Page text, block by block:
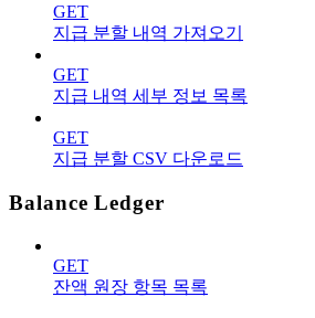
GET
지급 분할 내역 가져오기
GET
지급 내역 세부 정보 목록
GET
지급 분할 CSV 다운로드
Balance Ledger
GET
잔액 원장 항목 목록